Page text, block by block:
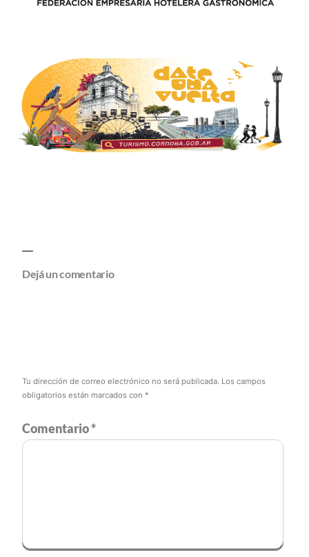
Dejá un comentario
Tu dirección de correo electrónico no será publicada. Los campos
obligatorios están marcados con *
Comentario*